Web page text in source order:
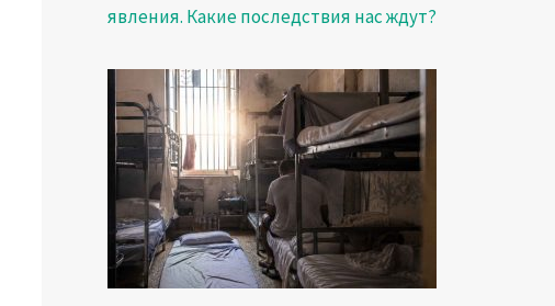
явления. Какие последствия нас ждут?